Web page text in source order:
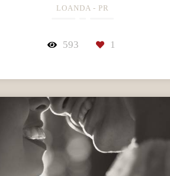
LOANDA - PR
593 1